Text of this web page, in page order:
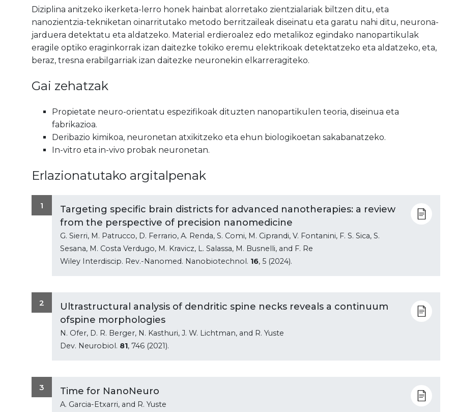
Diziplina anitzeko ikerketa-lerro honek hainbat alorretako zientzialariak biltzen ditu, eta
nanozientzia-tekniketan oinarritutako metodo berritzaileak diseinatu eta garatu nahi ditu, neurona-
jarduera detektatu eta aldatzeko. Material erdieroalez edo metalikoz egindako nanopartikulak
eragile optiko eraginkorrak izan daitezke tokiko eremu elektrikoak detektatzeko eta aldatzeko, eta,
beraz, tresna erabilgarriak izan daitezke neuronekin elkarreragiteko.
Gai zehatzak
Propietate neuro-orientatu espezifikoak dituzten nanopartikulen teoria, diseinua eta
fabrikazioa.
Deribazio kimikoa, neuronetan atxikitzeko eta ehun biologikoetan sakabanatzeko.
In-vitro eta in-vivo probak neuronetan.
Erlazionatutako argitalpenak
1
Targeting specific brain districts for advanced nanotherapies: a review
from the perspective of precision nanomedicine
G. Sierri, M. Patrucco, D. Ferrario, A. Renda, S. Comi, M. Ciprandi, V. Fontanini, F. S. Sica, S.
Sesana, M. Costa Verdugo, M. Kravicz, L. Salassa, M. Busnelli, and F. Re
Wiley Interdiscip. Rev.-Nanomed. Nanobiotechnol. 16, 5 (2024).
2
Ultrastructural analysis of dendritic spine necks reveals a continuum
ofspine morphologies
N. Ofer, D. R. Berger, N. Kasthuri, J. W. Lichtman, and R. Yuste
Dev. Neurobiol. 81, 746 (2021).
3 Time for NanoNeuro
A. Garcia-Etxarri, and R. Yuste